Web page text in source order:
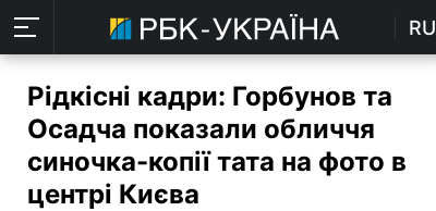
RU
Рідкісні кадри: Горбунов та
Осадча показали обличчя
синочка-копії тата на фото в
центрі Києва